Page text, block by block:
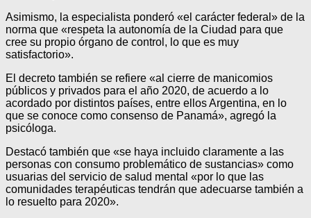
Asimismo, la especialista ponderó «el carácter federal» de la
norma que «respeta la autonomía de la Ciudad para que
cree su propio órgano de control, lo que es muy
satisfactorio».
El decreto también se refiere «al cierre de manicomios
públicos y privados para el año 2020, de acuerdo a lo
acordado por distintos países, entre ellos Argentina, en lo
que se conoce como consenso de Panamá», agregó la
psicóloga.
Destacó también que «se haya incluido claramente a las
personas con consumo problemático de sustancias» como
usuarias del servicio de salud mental «por lo que las
comunidades terapéuticas tendrán que adecuarse también a
lo resuelto para 2020».